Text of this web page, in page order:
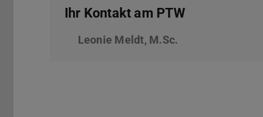
Ihr Kontakt am PTW
Leonie Meldt, M.Sc.